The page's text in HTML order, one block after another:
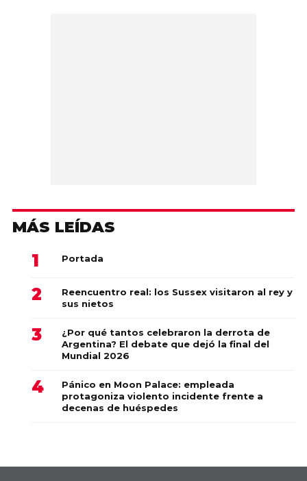
MÁS LEÍDAS
Portada
Reencuentro real: los Sussex visitaron al rey y
sus nietos
¿Por qué tantos celebraron la derrota de
Argentina? El debate que dejó la final del
Mundial 2026
Pánico en Moon Palace: empleada
protagoniza violento incidente frente a
decenas de huéspedes